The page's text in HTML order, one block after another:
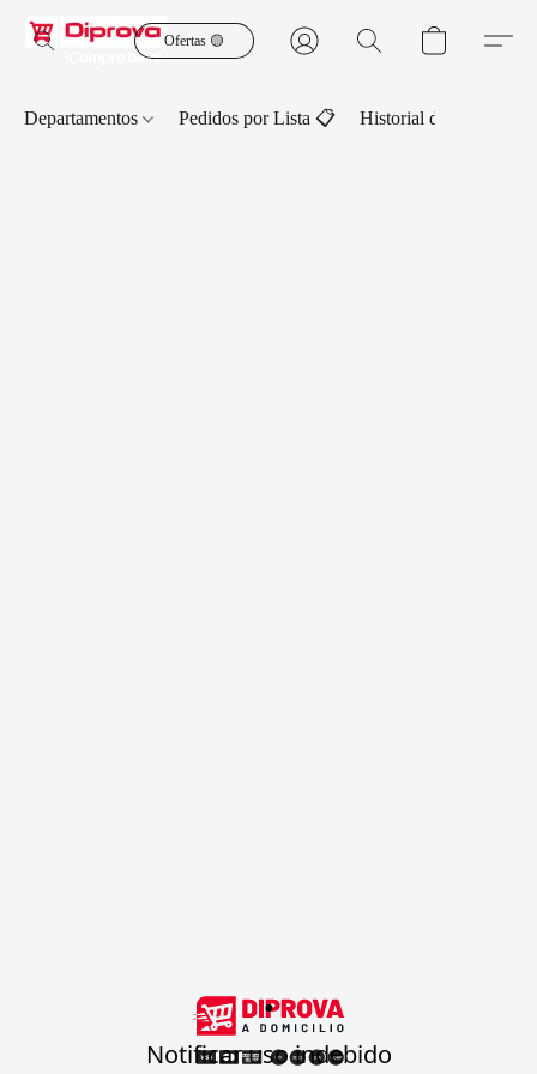
Ofertas 🟡
Departamentos Pedidos por Lista 📋 Historial de Pedidos
.
Notificar uso indebido